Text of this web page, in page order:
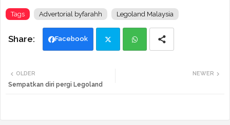
Tags Advertorial byfarahh Legoland Malaysia
Facebook
NEWER
OLDER
Sempatkan diri pergi Legoland